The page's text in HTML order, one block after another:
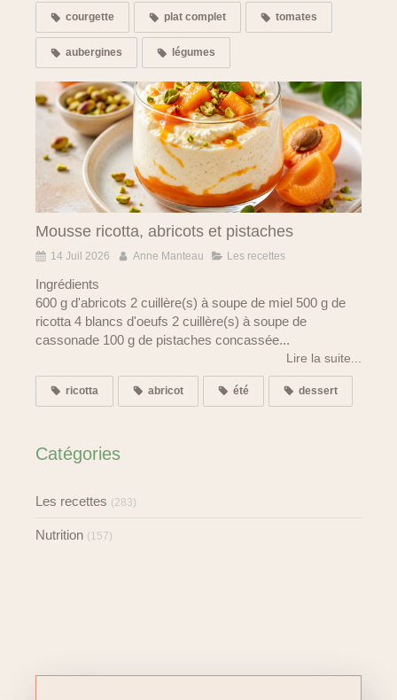
courgette plat complet tomates
aubergines légumes
Mousse ricotta, abricots et pistaches
14 Juil 2026 Anne Manteau Les recettes
Ingrédients
600 g d'abricots 2 cuillère(s) à soupe de miel 500 g de
ricotta 4 blancs d'oeufs 2 cuillère(s) à soupe de
cassonade 100 g de pistaches concassée...
Lire la suite...
ricotta abricot été dessert
Catégories
Les recettes (283)
Nutrition (157)